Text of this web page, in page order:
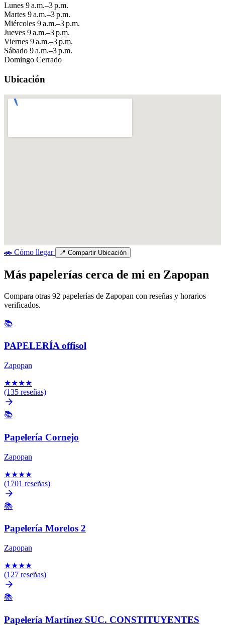
Lunes 9 a.m.–3 p.m.
Martes 9 a.m.–3 p.m.
Miércoles 9 a.m.–3 p.m.
Jueves 9 a.m.–3 p.m.
Viernes 9 a.m.–3 p.m.
Sábado 9 a.m.–3 p.m.
Domingo Cerrado
Ubicación
🚗 Cómo llegar 📍 Compartir Ubicación
Más papelerías cerca de mi en Zapopan
Compara otras 92 papelerías de Zapopan con reseñas y horarios
verificados.
📚
PAPELERÍA offisol
Zapopan
★★★★
(135 reseñas)
📚
Papelería Cornejo
Zapopan
★★★★
(1701 reseñas)
📚
Papelería Morelos 2
Zapopan
★★★★
(127 reseñas)
📚
Papelería Martínez SUC. CONSTITUYENTES